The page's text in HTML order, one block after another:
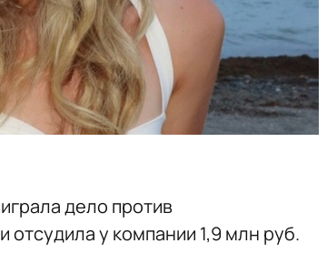
дело против
отсудила у компании 1,9 млн руб.